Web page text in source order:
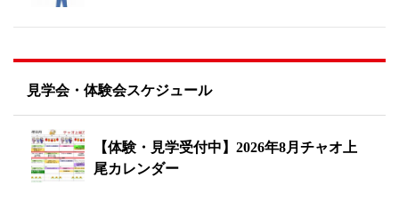
見学会・体験会スケジュール
【体験・見学受付中】2026年8月チャオ上
尾カレンダー